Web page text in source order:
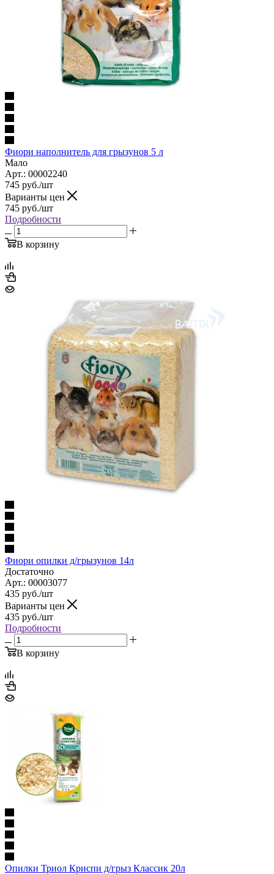
Фиори наполнитель для грызунов 5 л
Мало
Арт.: 00002240
745 руб./шт
Варианты цен
745 руб./шт
Подробности
В корзину
Фиори опилки д/грызунов 14л
Достаточно
Арт.: 00003077
435 руб./шт
Варианты цен
435 руб./шт
Подробности
В корзину
Опилки Триол Криспи д/грыз Классик 20л